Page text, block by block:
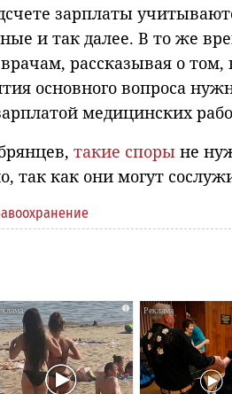
зарплаты
и так далее. В то же
рассказывая о
основного вопроса
медицинских
такие споры не
так как они могут
i